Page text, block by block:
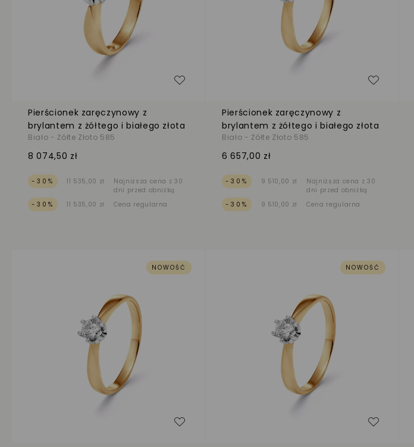
Pierścionek zaręczynowy z
brylantem z żółtego i białego złota
Biało - Żółte Złoto 585
8 074,50 zł
-30% 11 535,00 zł
Najniższa cena z 30
dni przed obniżką
-30%
11 535,00 zł Cena regularna
Dodaj do listy życzeń
Pierścionek zaręczynowy z
brylantem z żółtego i białego złota
Biało - Żółte Złoto 585
6 657,00 zł
-30% 9 510,00 zł
Najniższa cena z 30
dni przed obniżką
-30%
9 510,00 zł Cena regularna
Dodaj
NOWOŚĆ
Dodaj do listy życzeń
NOWOŚĆ
Dodaj